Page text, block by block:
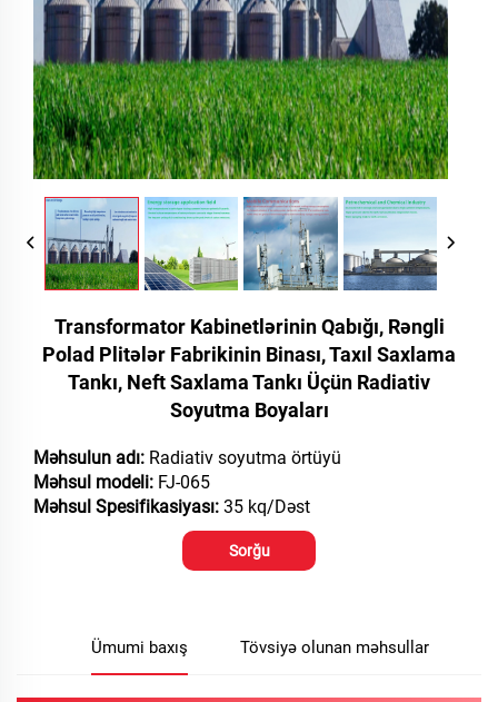
Transformator Kabinetlərinin Qabığı, Rəngli
Polad Plitələr Fabrikinin Binası, Taxıl Saxlama
Tankı, Neft Saxlama Tankı Üçün Radiativ
Soyutma Boyaları
Məhsulun adı: Radiativ soyutma örtüyü
Məhsul modeli: FJ-065
Məhsul Spesifikasiyası: 35 kq/Dəst
Sorğu
Ümumi baxış Tövsiyə olunan məhsullar